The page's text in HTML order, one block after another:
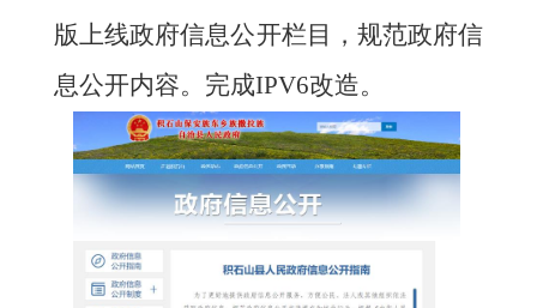
版上线政府信息公开栏目，规范政府信
息公开内容。完成IPV6改造。